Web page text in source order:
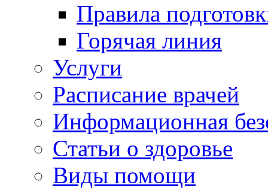
Правила
Горячая линия
Услуги
Расписание врачей
Информационная
Статьи о здоровье
Виды помощи